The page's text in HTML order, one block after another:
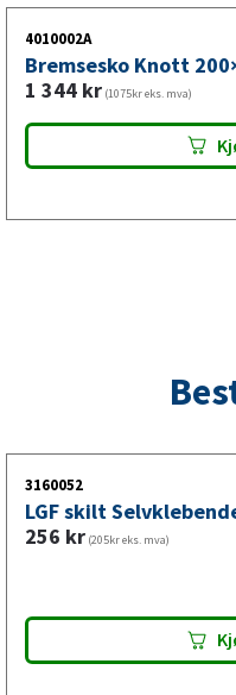
4010002A
Bremsesko Knott
1 344 kr (1075kr eks. mva)
3160052
LGF skilt
256 kr (205kr eks. mva)